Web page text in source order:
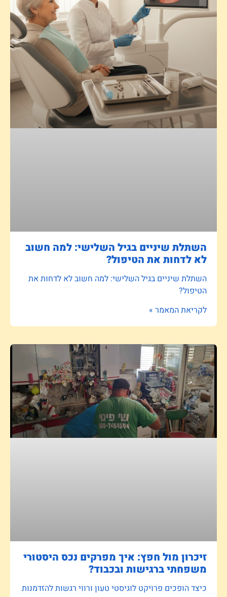
השתלת שיניים בגיל השלישי: למה חשוב
לא לדחות את הטיפול?
השתלת שיניים בגיל השלישי: למה חשוב לא לדחות את
הטיפול?
לקריאת המאמר »
זיכרון מול חפץ: איך מפרקים נכס היסטורי
משפחתי ברגישות ובכבוד?
כיצד הופכים פרויקט לוגיסטי טעון ורווי רגשות להזדמנות